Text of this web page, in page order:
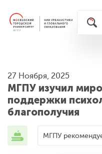
27 Ноября, 2025
МГПУ изучил
поддержки
благополучия
МГПУ